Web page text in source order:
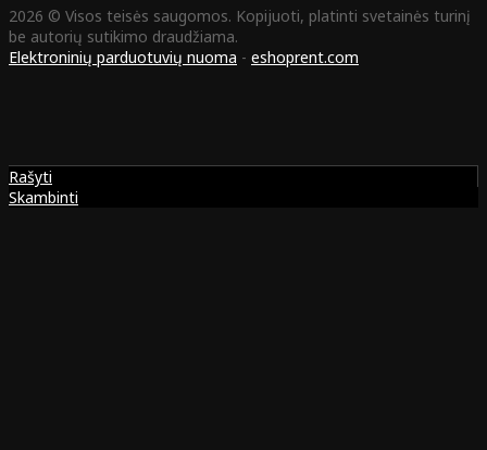
2026 © Visos teisės saugomos. Kopijuoti, platinti svetainės turinį
be autorių sutikimo draudžiama.
Elektroninių parduotuvių nuoma - eshoprent.com
Rašyti
Skambinti